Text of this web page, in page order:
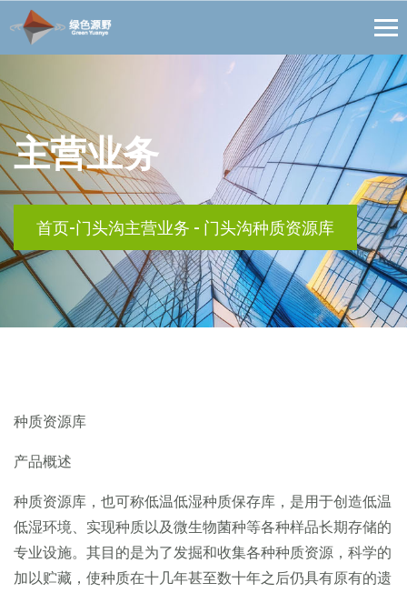
主营业务
首页-门头沟主营业务 - 门头沟种质资源库
种质资源库
产品概述
种质资源库，也可称低温低湿种质保存库，是用于创造低温
低湿环境、实现种质以及微生物菌种等各种样品长期存储的
专业设施。其目的是为了发掘和收集各种种质资源，科学的
加以贮藏，使种质在十几年甚至数十年之后仍具有原有的遗